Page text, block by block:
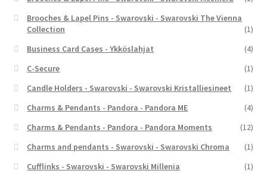
Brooches & Lapel Pins - Swarovski - Swarovski The Vienna
Collection
(1)
Business Card Cases - Ykköslahjat
(4)
C-Secure
(1)
Candle Holders - Swarovski - Swarovski Kristalliesineet
(1)
Charms & Pendants - Pandora - Pandora ME
(4)
Charms & Pendants - Pandora - Pandora Moments
(12)
Charms and pendants - Swarovski - Swarovski Chroma
(1)
Cufflinks - Swarovski - Swarovski Millenia
(1)